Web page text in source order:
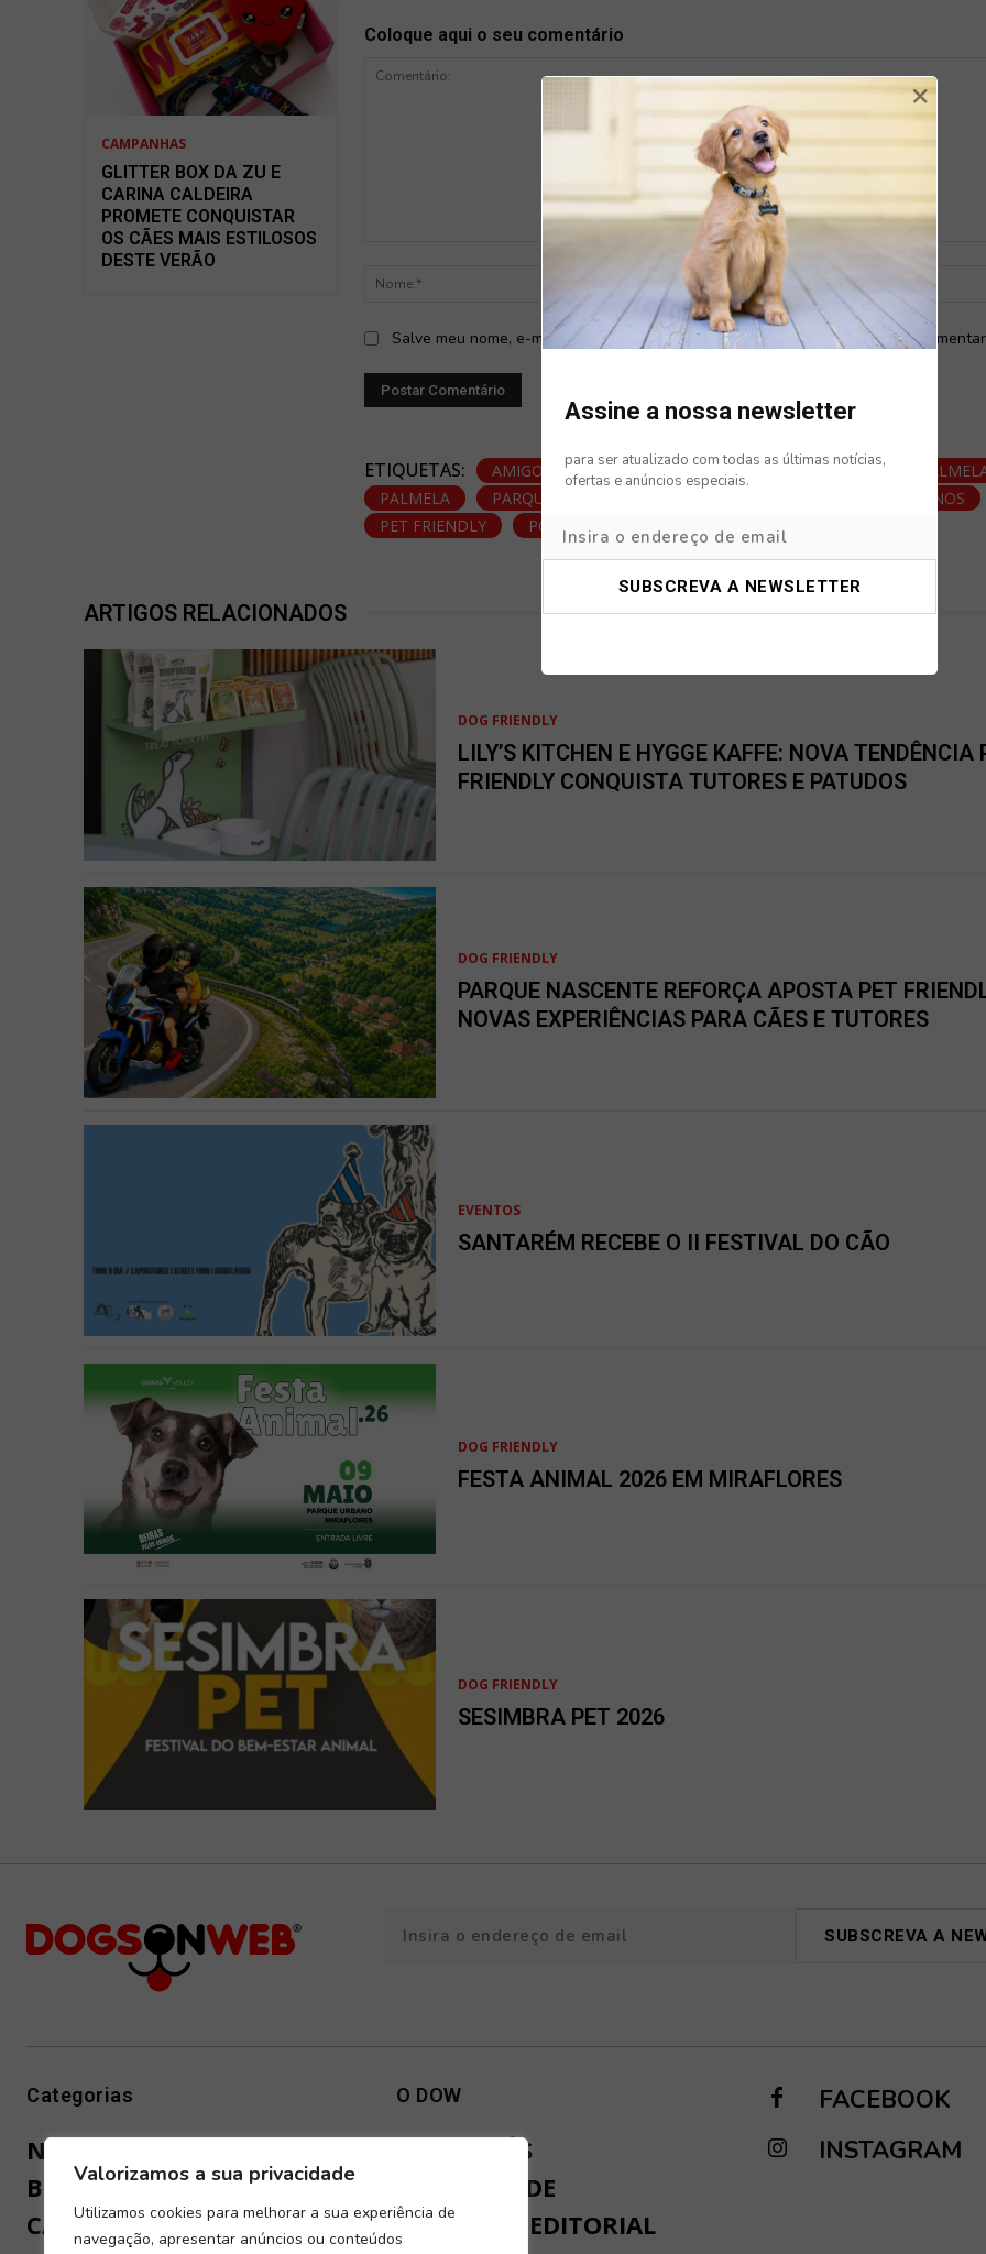
Valorizamos a sua privacidade
Utilizamos cookies para melhorar a sua experiência de
navegação, apresentar anúncios ou conteúdos
CAMPANHAS
GLITTER BOX DA ZU E
CARINA CALDEIRA
PROMETE CONQUISTAR
OS CÃES MAIS ESTILOSOS
DESTE VERÃO
Coloque aqui o seu comentário
Salve meu nome, e-mail e site neste navegador para a próxima vez que eu
ETIQUETAS: AMIGO DE QUATRO PATAS CÃO
MUNICÍPIO DE
PALMELA
PARQUE CANINO DE QUINTA DO ANJO
PARQUES CANINOS
PET FRIENDLY
PORTUGAL
ARTIGOS RELACIONADOS
DOG FRIENDLY
LILY’S KITCHEN E HYGGE KAFFE: NOVA TENDÊNCIA
FRIENDLY CONQUISTA TUTORES E PATUDOS
DOG FRIENDLY
PARQUE NASCENTE REFORÇA APOSTA PET
NOVAS EXPERIÊNCIAS PARA CÃES E TUTORES
EVENTOS
SANTARÉM RECEBE O II FESTIVAL DO CÃO
DOG FRIENDLY
FESTA ANIMAL 2026 EM MIRAFLORES
DOG FRIENDLY
SESIMBRA PET 2026
Categorias
NOTÍCIAS
BLOG
CAMPANHAS
O DOW
SOBRE NÓS
PUBLICIDADE
ESTATUTO EDITORIAL
FACEBOOK
INSTAGRAM
Assine a nossa newsletter
para ser atualizado com todas as últimas notícias,
ofertas e anúncios especiais.
×